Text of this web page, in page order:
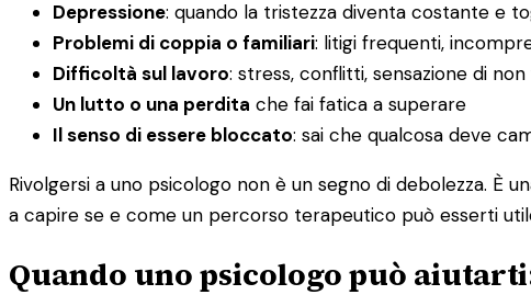
Depressione: quando la tristezza diventa costante e
Problemi di coppia o familiari: litigi frequenti,
Difficoltà sul lavoro: stress, conflitti, sensazione di
Un lutto o una perdita che fai fatica a superare
Il senso di essere bloccato: sai che qualcosa deve
Rivolgersi a uno psicologo non è un segno di debolezza. È
a capire se e come un percorso terapeutico può esserti
Quando uno psicologo può